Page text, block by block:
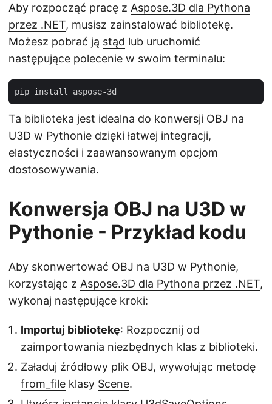
Aby rozpocząć pracę z Aspose.3D dla Pythona
przez .NET, musisz zainstalować bibliotekę.
Możesz pobrać ją stąd lub uruchomić
następujące polecenie w swoim terminalu:
Ta biblioteka jest idealna do konwersji OBJ na
U3D w Pythonie dzięki łatwej integracji,
elastyczności i zaawansowanym opcjom
dostosowywania.
Konwersja OBJ na U3D w
Pythonie - Przykład kodu
Aby skonwertować OBJ na U3D w Pythonie,
korzystając z Aspose.3D dla Pythona przez .NET,
wykonaj następujące kroki:
Importuj bibliotekę: Rozpocznij od
zaimportowania niezbędnych klas z biblioteki.
Załaduj źródłowy plik OBJ, wywołując metodę
from_file klasy Scene.